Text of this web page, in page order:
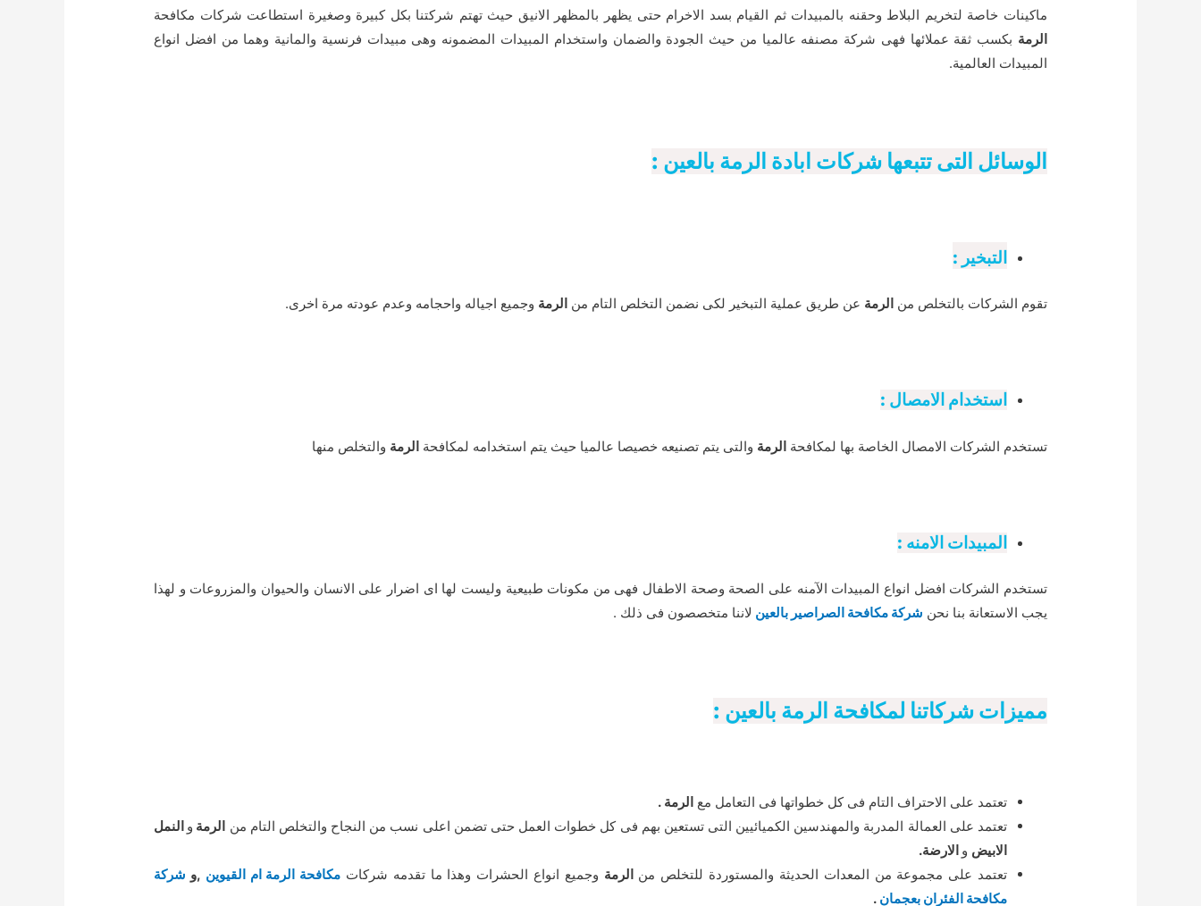
ماكينات خاصة لتخريم البلاط وحقنه بالمبيدات ثم القيام بسد الاخرام حتى يظهر بالمظهر الانيق حيث تهتم شركتنا بكل كبيرة وصغيرة استطاعت شركات مكافحة
الرمة بكسب ثقة عملائها فهى شركة مصنفه عالميا من حيث الجودة والضمان واستخدام المبيدات المضمونه وهى مبيدات فرنسية والمانية وهما من افضل انواع
المبيدات العالمية.
الوسائل التى تتبعها شركات ابادة الرمة بالعين :
التبخير :
تقوم الشركات بالتخلص من الرمة عن طريق عملية التبخير لكى نضمن التخلص التام من الرمة وجميع اجياله واحجامه وعدم عودته مرة اخرى.
استخدام الامصال :
تستخدم الشركات الامصال الخاصة بها لمكافحةالرمة والتى يتم تصنيعه خصيصا عالميا حيث يتم استخدامه لمكافحةالرمة والتخلص منها
المبيدات الامنه :
تستخدم الشركات افضل انواع المبيدات الآمنه على الصحة وصحة الاطفال فهى من مكونات طبيعية وليست لها اى اضرار على الانسان والحيوان والمزروعات و لهذا
يجب الاستعانة بنا نحن شركة مكافحة الصراصير بالعين لاننا متخصصون فى ذلك .
مميزات شركاتنا لمكافحة الرمة بالعين :
تعتمد على الاحتراف التام فى كل خطواتها فى التعامل مع الرمة .
تعتمد على العمالة المدربة والمهندسين الكميائيين التى تستعين بهم فى كل خطوات العمل حتى تضمن اعلى نسب من النجاح والتخلص التام من الرمة و النمل
الابيض و الارضة.
تعتمد على مجموعة من المعدات الحديثة والمستوردة للتخلص من الرمة وجميع انواع الحشرات وهذا ما تقدمه شركات مكافحة الرمة ام القيوين ,و شركة
مكافحة الفئران بعجمان .